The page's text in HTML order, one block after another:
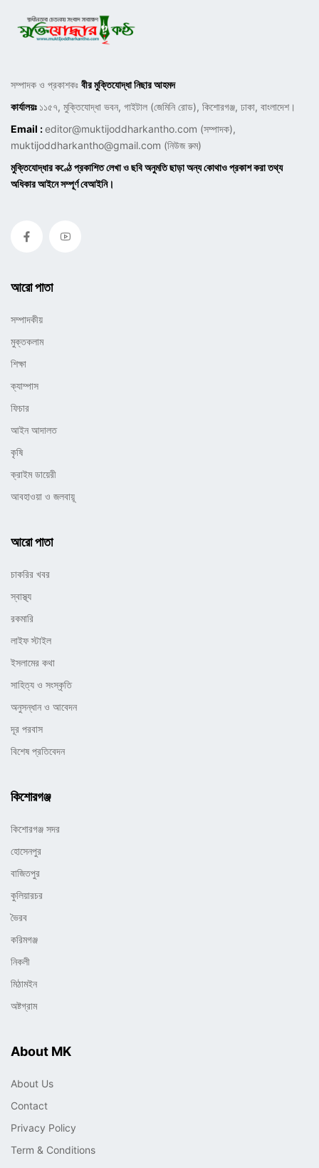
সম্পাদক ও প্রকাশকঃ বীর মুক্তিযোদ্ধা নিছার আহমদ
কার্যালয়ঃ ১১৫৭, মুক্তিযোদ্ধা ভবন, গাইটাল (জেমিনি রোড), কিশোরগঞ্জ, ঢাকা, বাংলাদেশ।
Email :editor@muktijoddharkantho.com (সম্পাদক),
muktijoddharkantho@gmail.com (নিউজ রুম)
মুক্তিযোদ্ধার কণ্ঠে প্রকাশিত লেখা ও ছবি অনুমতি ছাড়া অন্য কোথাও প্রকাশ করা তথ্য
অধিকার আইনে সম্পূর্ণ বেআইনি।
আরো পাতা
সম্পাদকীয়
মুক্তকলাম
শিক্ষা
ক্যাম্পাস
ফিচার
আইন আদালত
কৃষি
ক্রাইম ডায়েরী
আবহাওয়া ও জলবায়ূ
আরো পাতা
চাকরির খবর
স্বাস্থ্য
রকমারি
লাইফ স্টাইল
ইসলামের কথা
সাহিত্য ও সংস্কৃতি
অনুসন্ধান ও আবেদন
দূর পরবাস
বিশেষ প্রতিবেদন
কিশোরগঞ্জ
কিশোরগঞ্জ সদর
হোসেনপুর
বাজিতপুর
কুলিয়ারচর
ভৈরব
করিমগঞ্জ
নিকলী
মিঠামইন
অষ্টগ্রাম
About MK
About Us
Contact
Privacy Policy
Term & Conditions